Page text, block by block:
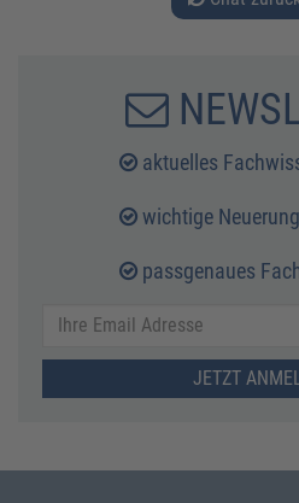
aktuelles
wichtige
passgenaues
JETZT